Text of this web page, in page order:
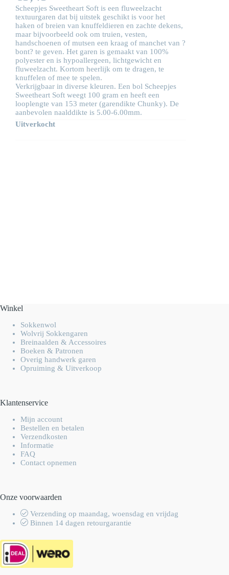
Scheepjes Sweetheart Soft is een fluweelzacht
textuurgaren dat bij uitstek geschikt is voor het
haken of breien van knuffeldieren en zachte dekens,
maar bijvoorbeeld ook om truien, vesten,
handschoenen of mutsen een kraag of manchet van ?
bont? te geven. Het garen is gemaakt van 100%
polyester en is hypoallergeen, lichtgewicht en
fluweelzacht. Kortom heerlijk om te dragen, te
knuffelen of mee te spelen.
Verkrijgbaar in diverse kleuren. Een bol Scheepjes
Sweetheart Soft weegt 100 gram en heeft een
looplengte van 153 meter (garendikte Chunky). De
aanbevolen naalddikte is 5.00-6.00mm.
Uitverkocht
Winkel
Sokkenwol
Wolvrij Sokkengaren
Breinaalden & Accessoires
Boeken & Patronen
Overig handwerk garen
Opruiming & Uitverkoop
Klantenservice
Mijn account
Bestellen en betalen
Verzendkosten
Informatie
FAQ
Contact opnemen
Onze voorwaarden
Verzending op maandag, woensdag en vrijdag
Binnen 14 dagen retourgarantie